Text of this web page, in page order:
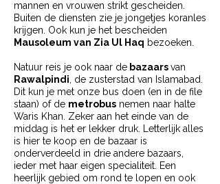
mannen en vrouwen strikt gescheiden.
Buiten de diensten zie je jongetjes koranles
krijgen. Ook kun je het bescheiden
Mausoleum van Zia Ul Haq bezoeken.
Natuur reis je ook naar de bazaarsvan
Rawalpindi , de zusterstad van Islamabad.
Dit kun je met onze bus doen (en in de file
staan) of de metrobus nemen naar halte
Waris Khan. Zeker aan het einde van de
middag is het er lekker druk. Letterlijk alles
is hier te koop en de bazaar is
onderverdeeld in drie andere bazaars,
ieder met haar eigen specialiteit. Een
heerlijk gebied om rond te lopen en ook